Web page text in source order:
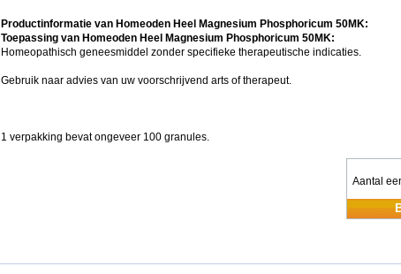
Productinformatie van Homeoden Heel Magnesium Phosphoricum 50MK:
Toepassing van Homeoden Heel Magnesium Phosphoricum 50MK:
Homeopathisch geneesmiddel zonder specifieke therapeutische indicaties.
Gebruik naar advies van uw voorschrijvend arts of therapeut.
1 verpakking bevat ongeveer 100 granules.
Aantal